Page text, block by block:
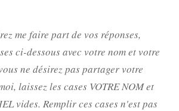
me faire part de vos réponses,
ci-dessous avec votre nom et votre
ne désirez pas partager votre
laissez les cases VOTRE NOM et
vides. Remplir ces cases n'est pas